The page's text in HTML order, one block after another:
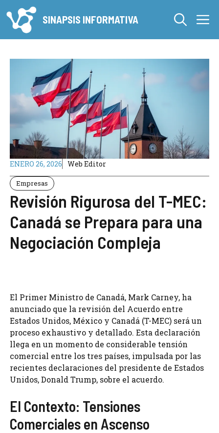
al
contenido
SINAPSIS INFORMATIVA
ENERO 26, 2026 Web Editor
Empresas
Revisión Rigurosa del T-MEC:
Canadá se Prepara para una
Negociación Compleja
El Primer Ministro de Canadá, Mark Carney, ha
anunciado que la revisión del Acuerdo entre
Estados Unidos, México y Canadá (T-MEC) será un
proceso exhaustivo y detallado. Esta declaración
llega en un momento de considerable tensión
comercial entre los tres países, impulsada por las
recientes declaraciones del presidente de Estados
Unidos, Donald Trump, sobre el acuerdo.
El Contexto: Tensiones
Comerciales en Ascenso